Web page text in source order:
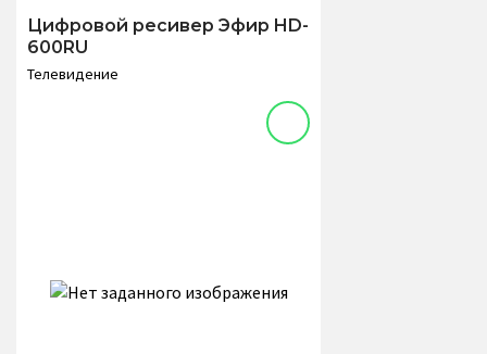
Цифровой ресивер Эфир HD-
600RU
Телевидение